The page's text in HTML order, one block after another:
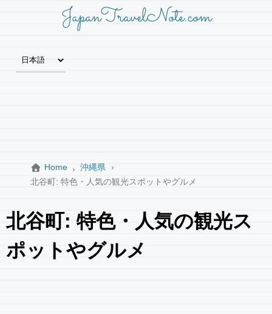
JapanTravelNote.com
Home
沖縄県
北谷町: 特色・人気の観光スポットやグルメ
北谷町: 特色・人気の観光ス
ポットやグルメ